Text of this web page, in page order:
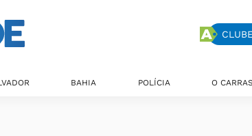
BAHIA POLÍCIA O